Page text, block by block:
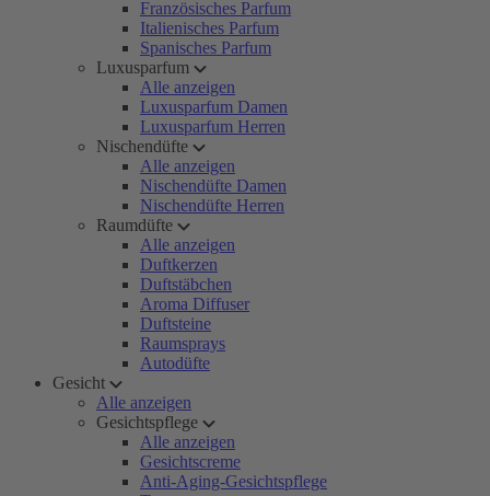
Französisches Parfum
Italienisches Parfum
Spanisches Parfum
Luxusparfum
Alle anzeigen
Luxusparfum Damen
Luxusparfum Herren
Nischendüfte
Alle anzeigen
Nischendüfte Damen
Nischendüfte Herren
Raumdüfte
Alle anzeigen
Duftkerzen
Duftstäbchen
Aroma Diffuser
Duftsteine
Raumsprays
Autodüfte
Gesicht
Alle anzeigen
Gesichtspflege
Alle anzeigen
Gesichtscreme
Anti-Aging-Gesichtspflege